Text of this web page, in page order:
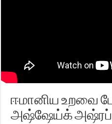
ஈமானிய உறவை
அஷ்ஷேய்க் அஷ்ரப்